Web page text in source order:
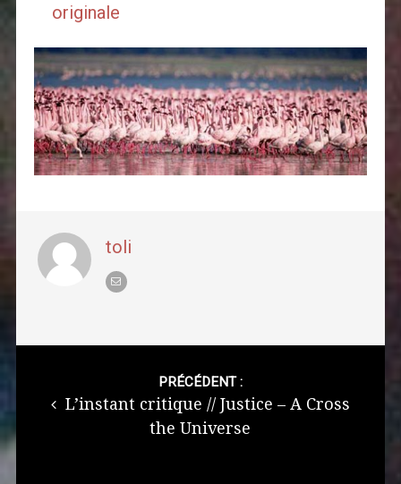
originale
toli
PRÉCÉDENT :
L’instant critique // Justice – A Cross
the Universe